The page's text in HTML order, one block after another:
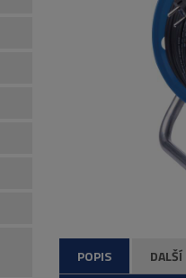
POPIS